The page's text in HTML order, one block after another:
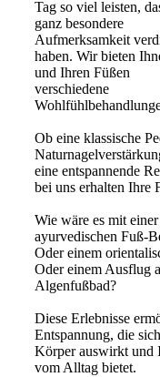
Tag so viel leisten,
ganz besondere
Aufmerksamkeit
haben. Wir bieten
und Ihren Füßen
verschiedene
Ob eine klassische
eine entspannende
bei uns erhalten Ihre
Wie wäre es mit
ayurvedischen Fuß-
Oder einem
Oder einem Ausflug
Algenfußbad?
Diese Erlebnisse
Entspannung, die
Körper auswirkt und
vom Alltag bietet.